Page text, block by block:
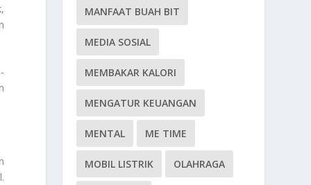
MANFAAT BUAH BIT
MEDIA SOSIAL
MEMBAKAR KALORI
MENGATUR KEUANGAN
MENTAL ME TIME
MOBIL LISTRIK OLAHRAGA